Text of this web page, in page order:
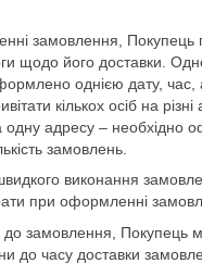
замовлення, Покупець
щодо його доставки.
однією дату,
кількох осіб на
одну адресу – необхідно
замовлень.
виконання
при оформленні
до замовлення, Покупець
до часу доставки